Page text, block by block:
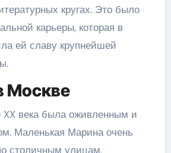
кругах. Это было
карьеры, которая в
ей славу крупнейшей
Москве
XX века была оживленным и
Маленькая Марина очень
столичным улицам,